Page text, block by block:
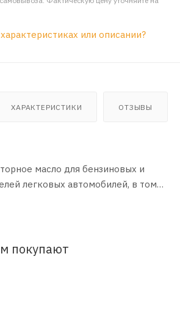
или описании?
ХАРАКТЕРИСТИКИ ОТЗЫВЫ
масло для бензиновых и
легковых автомобилей, в том
базовых масел на
покупают